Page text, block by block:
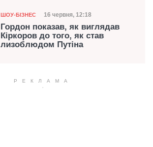
Категорія
ШОУ-БІЗНЕС Дата публікації
16 червня, 12:18
Гордон показав, як виглядав
Кіркоров до того, як став
лизоблюдом Путіна